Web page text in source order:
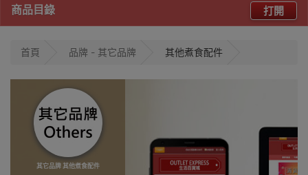
商品目錄 打開
首頁 品牌 - 其它品牌 其他煮食配件
其它品牌 其他煮食配件